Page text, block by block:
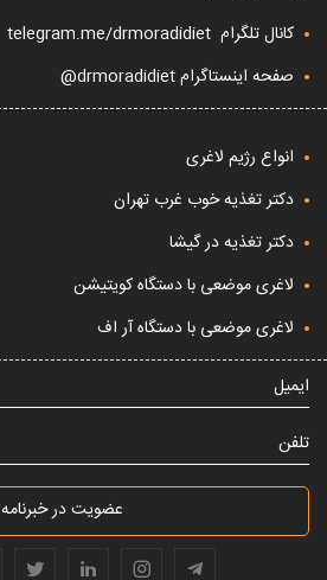
کانال تلگرام telegram.me/drmoradidiet
صفحه اینستاگرام drmoradidiet@
انواع رژیم لاغری
دکتر تغذیه خوب غرب تهران
دکتر تغذیه در گیشا
لاغری موضعی با دستگاه کویتیشن
لاغری موضعی با دستگاه آر اف
ایمیل
تلفن
عضویت در خبرنامه